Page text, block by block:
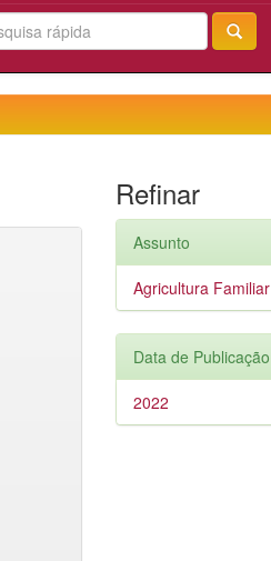
Refinar
Assunto
Agricultura Familiar
Data de Publicação
2022